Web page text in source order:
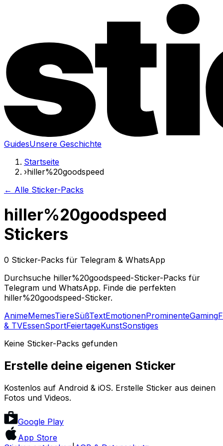
GuidesUnsere Geschichte
Startseite
›hiller%20goodspeed
← Alle Sticker-Packs
hiller%20goodspeed
Stickers
0 Sticker-Packs für Telegram & WhatsApp
Durchsuche hiller%20goodspeed-Sticker-Packs für
Telegram und WhatsApp. Finde die perfekten
hiller%20goodspeed-Sticker.
AnimeMemesTiereSüßTextEmotionenProminenteGaming
& TVEssenSportFeiertageKunstSonstiges
Keine Sticker-Packs gefunden
Erstelle deine eigenen Sticker
Kostenlos auf Android & iOS. Erstelle Sticker aus deinen
Fotos und Videos.
Google Play
App Store